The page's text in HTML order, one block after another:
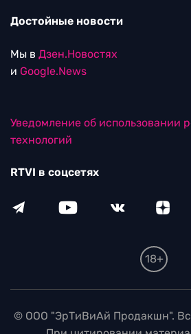
Достойные новости
Мы в Дзен.Новостях
и Google.News
Уведомление об использовании
технологий
RTVI в соцсетях
18+
© ООО "ЭрТиВиАй Продакшн".